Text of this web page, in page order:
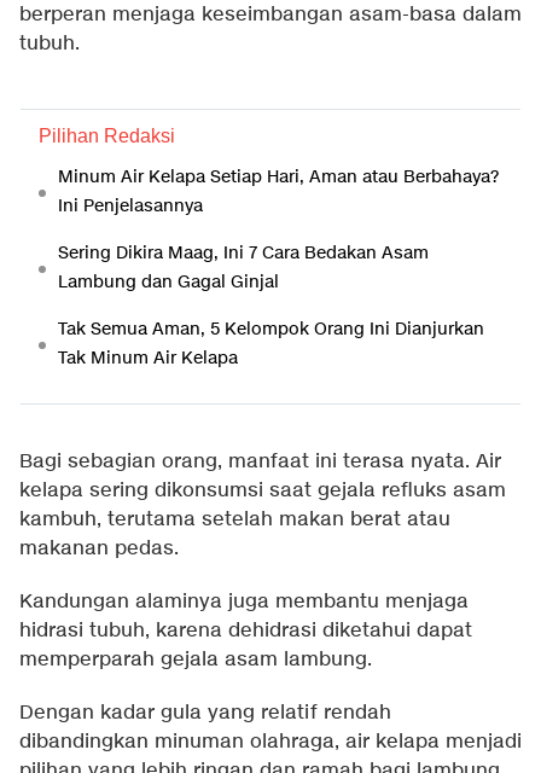
berperan menjaga keseimbangan asam-basa dalam
tubuh.
Pilihan Redaksi
Minum Air Kelapa Setiap Hari, Aman atau Berbahaya?
Ini Penjelasannya
Sering Dikira Maag, Ini 7 Cara Bedakan Asam
Lambung dan Gagal Ginjal
Tak Semua Aman, 5 Kelompok Orang Ini Dianjurkan
Tak Minum Air Kelapa
Bagi sebagian orang, manfaat ini terasa nyata. Air
kelapa sering dikonsumsi saat gejala refluks asam
kambuh, terutama setelah makan berat atau
makanan pedas.
Kandungan alaminya juga membantu menjaga
hidrasi tubuh, karena dehidrasi diketahui dapat
memperparah gejala asam lambung.
Dengan kadar gula yang relatif rendah
dibandingkan minuman olahraga, air kelapa menjadi